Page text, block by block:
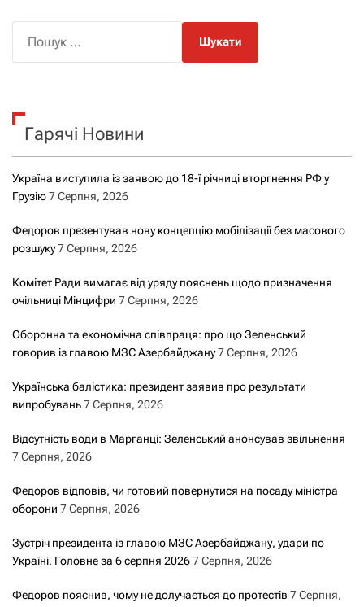
к
Гарячі Новини
Україна виступила із заявою до 18-ї річниці вторгнення РФ у
Грузію7 Серпня, 2026
Федоров презентував нову концепцію мобілізації без масового
розшуку7 Серпня, 2026
Комітет Ради вимагає від уряду пояснень щодо призначення
очільниці Мінцифри 7 Серпня, 2026
Оборонна та економічна співпраця: про що Зеленський
говорив із главою МЗС Азербайджану7 Серпня, 2026
Українська балістика: президент заявив про результати
випробувань7 Серпня, 2026
Відсутність води в Марганці: Зеленський анонсував звільнення
7 Серпня, 2026
Федоров відповів, чи готовий повернутися на посаду міністра
оборони 7 Серпня, 2026
Зустріч президента із главою МЗС Азербайджану, удари по
Україні. Головне за 6 серпня 20267 Серпня, 2026
Федоров пояснив, чому не долучається до протестів 7 Серпня,